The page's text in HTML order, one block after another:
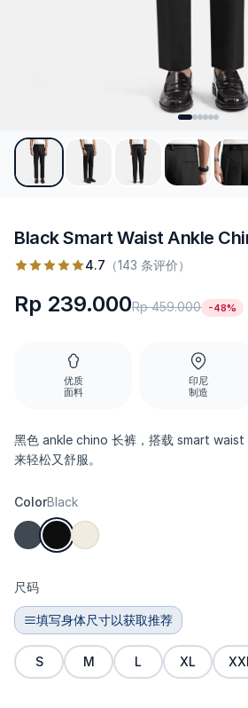
Black Smart Waist Ankle
4.7 （143 条评价）
Rp 239.000Rp 459.000 -48%
优质
面料
印尼
制造
黑色 ankle chino 长裤，搭载 smart waist
来轻松又舒服。
ColorBlack
尺码
填写身体尺寸以获取推荐
S M L XL